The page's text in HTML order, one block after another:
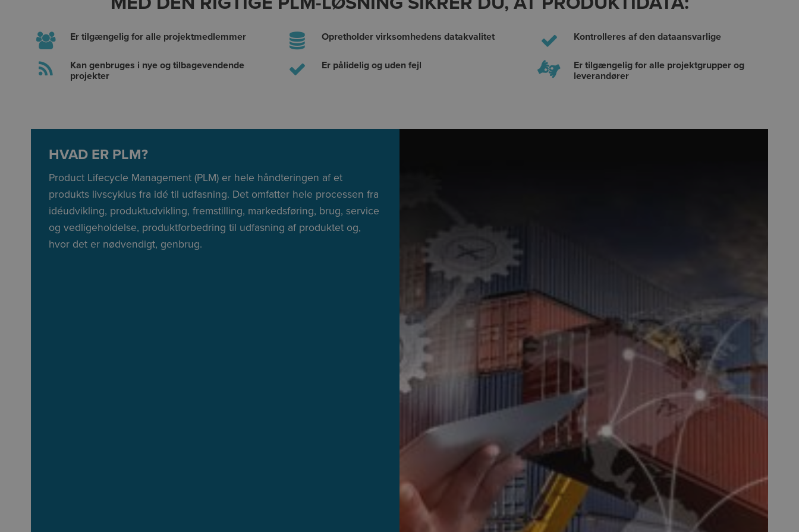
Er tilgængelig for alle projektmedlemmer Opretholder virksomhedens datakvalitet Kontrolleres af den dataansvarlige
Kan genbruges i nye og tilbagevendende
projekter
Er pålidelig og uden fejl
Er tilgængelig for alle projektgrupper og
leverandører
HVAD ER PLM?
Product Lifecycle Management (PLM) er hele håndteringen af et
produkts livscyklus fra idé til udfasning. Det omfatter hele processen fra
idéudvikling, produktudvikling, fremstilling, markedsføring, brug, service
og vedligeholdelse, produktforbedring til udfasning af produktet og,
hvor det er nødvendigt, genbrug.